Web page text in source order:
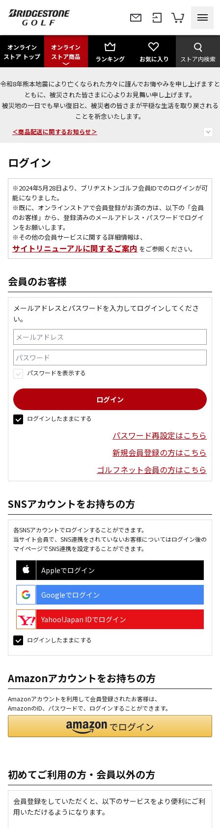
オンライン
ストア トップ
オンライン
ストア商品
ランキング お気に入り ストア内検索
令和8年熊本地震により亡くなられた方々に謹んでお悔やみを申し上げますと
ともに、被災された皆さまに心よりお見舞い申し上げます。
被災地の一日でも早い復旧と、被災者の皆さまが平穏な生活を取り戻される
ことを祈念いたします。
＜夏季休暇中のご注文・発送・お問い合わせ＞
今なら新規会員登録で1,000円OFFクーポンプレゼント！
＜商品配送に関するお知らせ＞
ログイン
※2024年5月28日より、ブリヂストンゴルフ会員IDでのログインが可
能になりました。
※既に、 オンラインストアで会員登録がお済の方は、以下の「会員
のお客様」から、登録済みのメールアドレス・パスワードでログイ
ンをお願いします。
※その他の会員サービスに関する詳細情報は、
サイトリニューアルに関するご案内 をご参照ください。
会員のお客様
メールアドレスとパスワードを入力してログインしてくださ
い。
パスワードを表示する
ログインしたままにする
パスワード再設定はこちら
新規会員登録の方はこちら
ゴルフネット会員の方はこちら
SNSアカウントをお持ちの方
各SNSアカウントでログインすることができます。
当サイト会員で、SNS連携をされていないお客様についてはログイン後の
マイページでSNS連携を設定することができます。
Appleでログイン
Googleでログイン
Yahoo!Japan IDでログイン
ログインしたままにする
Amazonアカウントをお持ちの方
Amazonアカウントを利用して会員登録されたお客様は、
AmazonのID、パスワードで、ログインすることができます。
初めてご利用の方・会員以外の方
会員登録をしていただくと、以下のサービスをより便利にご利
用いただけるようになります。